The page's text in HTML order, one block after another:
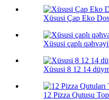
Xüsusi Çap Eko
Xüsusi çaplı
Xüsusi 8 12 14
12 Pizza Qutusu